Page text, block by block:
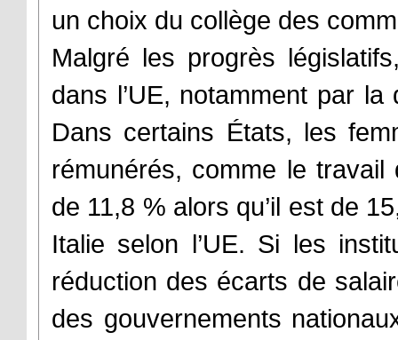
un choix du collège des
Malgré les progrès
dans l’UE, notamment par
Dans certains États, les
rémunérés, comme le travail
de 11,8 % alors qu’il est de
Italie selon l’UE. Si les
réduction des écarts de
des gouvernements